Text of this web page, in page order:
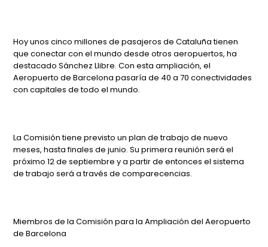
Hoy unos cinco millones de pasajeros de Cataluña tienen
que conectar con el mundo desde otros aeropuertos, ha
destacado Sánchez Llibre. Con esta ampliación, el
Aeropuerto de Barcelona pasaría de 40 a 70 conectividades
con capitales de todo el mundo.
La Comisión tiene previsto un plan de trabajo de nuevo
meses, hasta finales de junio. Su primera reunión será el
próximo 12 de septiembre y a partir de entonces el sistema
de trabajo será a través de comparecencias.
Miembros de la Comisión para la Ampliación del Aeropuerto
de Barcelona